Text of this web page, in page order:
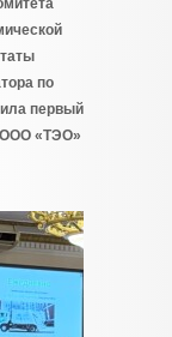
по
первый
ООО «ТЭО»